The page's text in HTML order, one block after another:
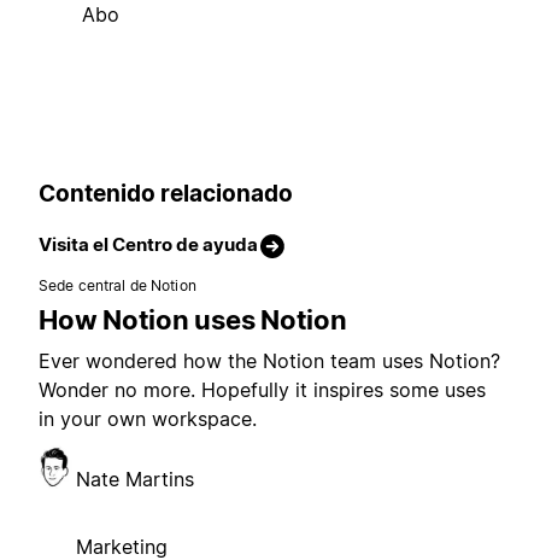
Abo
Contenido relacionado
Visita el Centro de ayuda
Sede central de Notion
How Notion uses Notion
Ever wondered how the Notion team uses Notion?
Wonder no more. Hopefully it inspires some uses
in your own workspace.
Nate Martins
Marketing